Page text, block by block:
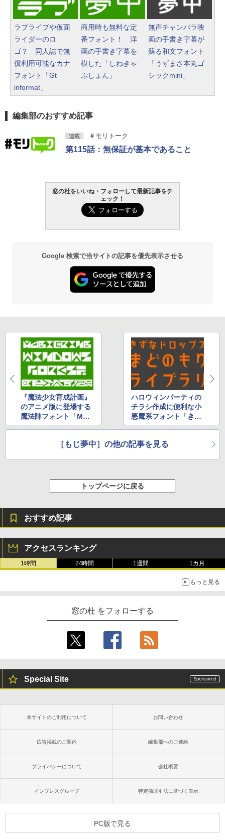
エミュレータ紹介
￥1,600
￥31,980
New Amazon Kindle Scribe Color
soft | 11インチカラーディスプレ
イ、64GBストレージ、ノート機能
搭載、明るさ自動調整、色調調節
ラブライブや仮面
ライダーのロ
ゴ？ 同人誌で無
償利用可能なカナ
フォント「Gt
informat」
商用時も無料な定
番フォント！ 洋
画の手書き字幕を
模した「しねきゃ
ぷしょん」
無声チャンバラ映
画の手書き字幕が
蘇る和文フォント
「うずまさ本丸ゴ
シックmini」
編集部のおすすめ記事
連載 ＃モリトーク
第115話：無保証が基本であること
窓の杜をいいね・フォローして最新記事をチ
ェック！
Google 検索で当サイトの記事を優先表示させる
『魔法少女育成計画』
のアニメ版に登場する
魔法陣フォント「Magi
cRing」
ハロウィンパーティの
チラシ作成に便利な小
悪魔系フォント「きず
なドロップス」
［もじ夢中］の他の記事を見る
トップページに戻る
おすすめ記事
アクセスランキング
1時間 24時間 1週間 1カ月
もっと見る
窓の杜 をフォローする
Special Site
本サイトのご利用について お問い合わせ
広告掲載のご案内 編集部へのご連絡
プライバシーについて 会社概要
インプレスグループ 特定商取引法に基づく表示
PC版で見る